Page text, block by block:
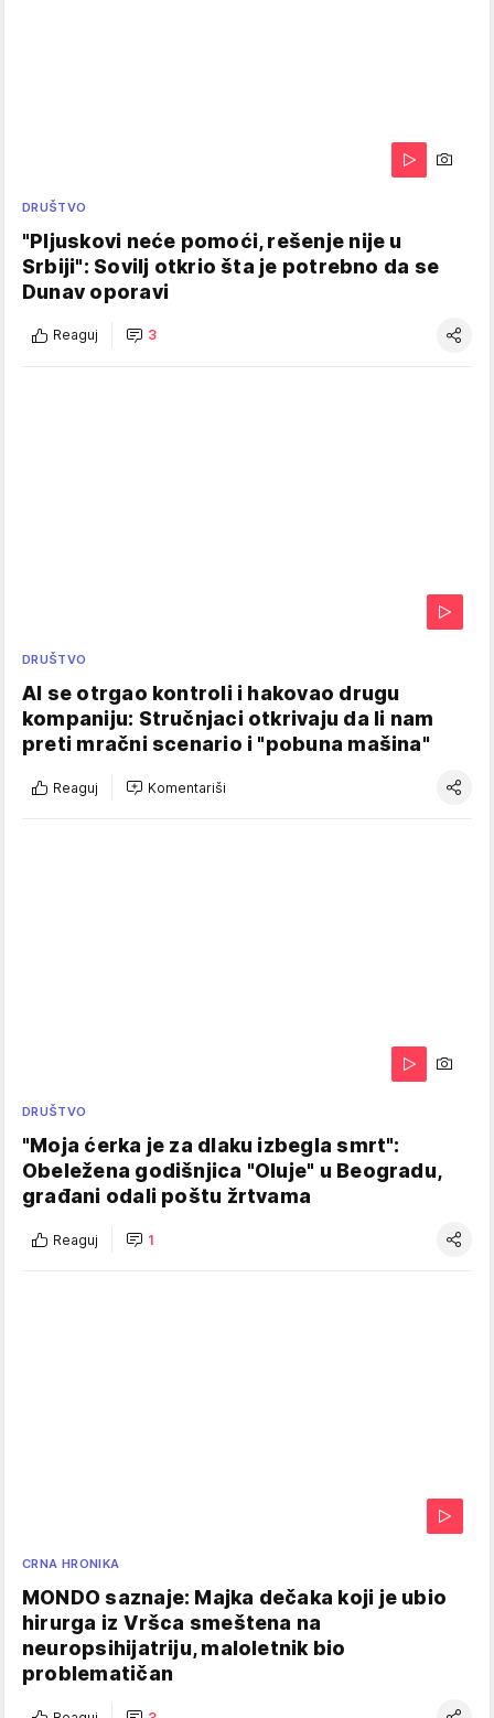
DRUŠTVO
"Pljuskovi neće pomoći, rešenje nije u
Srbiji": Sovilj otkrio šta je potrebno da se
Dunav oporavi
Reaguj 3
DRUŠTVO
AI se otrgao kontroli i hakovao drugu
kompaniju: Stručnjaci otkrivaju da li nam
preti mračni scenario i "pobuna mašina"
Reaguj Komentariši
DRUŠTVO
"Moja ćerka je za dlaku izbegla smrt":
Obeležena godišnjica "Oluje" u Beogradu,
građani odali poštu žrtvama
Reaguj 1
CRNA HRONIKA
MONDO saznaje: Majka dečaka koji je ubio
hirurga iz Vršca smeštena na
neuropsihijatriju, maloletnik bio
problematičan